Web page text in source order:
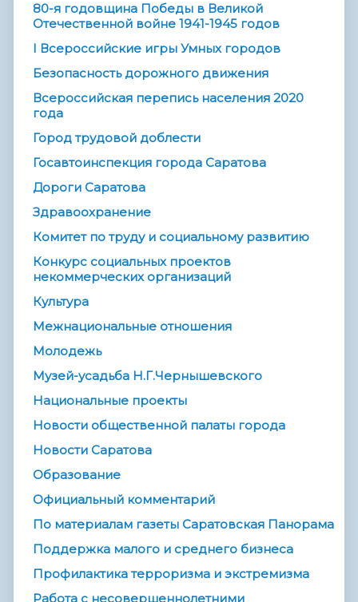
80-я годовщина Победы в Великой
Отечественной войне 1941-1945 годов
I Всероссийские игры Умных городов
Безопасность дорожного движения
Всероссийская перепись населения 2020
года
Город трудовой доблести
Госавтоинспекция города Саратова
Дороги Саратова
Здравоохранение
Комитет по труду и социальному развитию
Конкурс социальных проектов
некоммерческих организаций
Культура
Межнациональные отношения
Молодежь
Музей-усадьба Н.Г.Чернышевского
Национальные проекты
Новости общественной палаты города
Новости Саратова
Образование
Официальный комментарий
По материалам газеты Саратовская Панорама
Поддержка малого и среднего бизнеса
Профилактика терроризма и экстремизма
Работа с несовершеннолетними